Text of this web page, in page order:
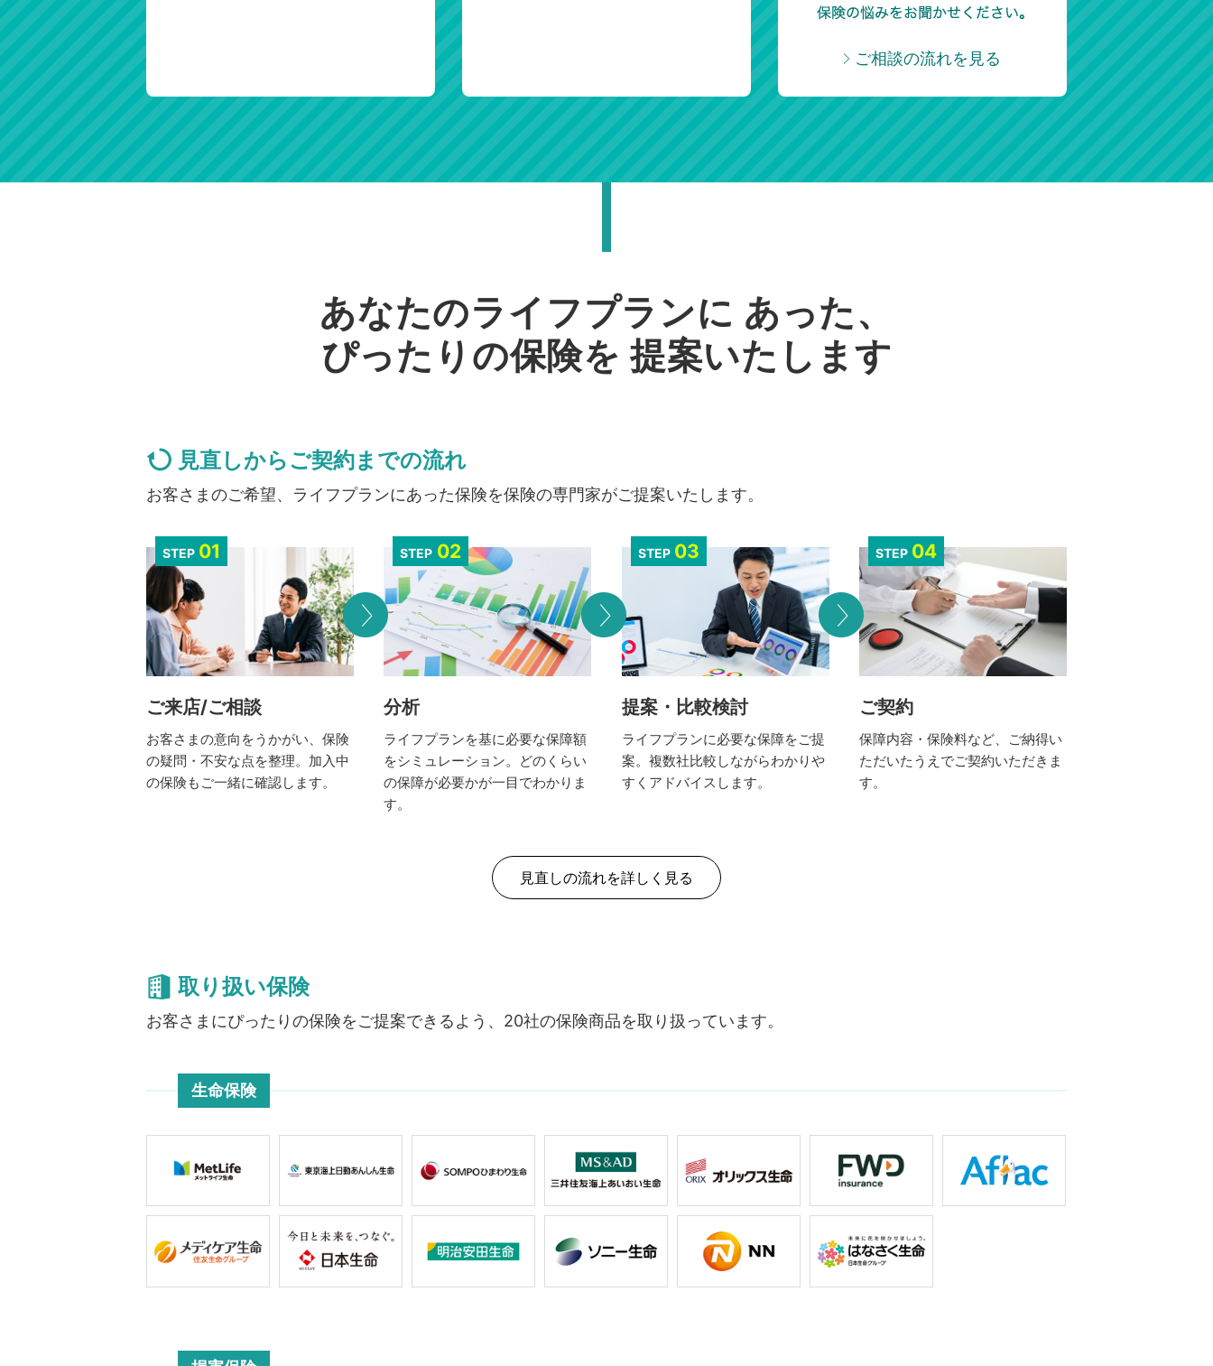
ご相談の流れを見る
あなたのライフプランに あった、
ぴったりの保険を 提案いたします
見直しからご契約までの流れ
お客さまのご希望、ライフプランにあった保険を保険の専門家がご提案いたします。
STEP 01
ご来店/ご相談
お客さまの意向をうかがい、保険
の疑問・不安な点を整理。加入中
の保険もご一緒に確認します。
STEP 02
分析
ライフプランを基に必要な保障額
をシミュレーション。どのくらい
の保障が必要かが一目でわかりま
す。
STEP 03
提案・比較検討
ライフプランに必要な保障をご提
案。複数社比較しながらわかりや
すくアドバイスします。
STEP 04
ご契約
保障内容・保険料など、ご納得い
ただいたうえでご契約いただきま
す。
見直しの流れを詳しく見る
取り扱い保険
お客さまにぴったりの保険をご提案できるよう、20社の保険商品を取り扱っています。
生命保険